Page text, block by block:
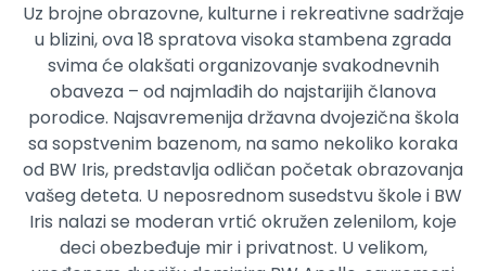
Uz brojne obrazovne, kulturne i rekreativne sadržaje
u blizini, ova 18 spratova visoka stambena zgrada
svima će olakšati organizovanje svakodnevnih
obaveza – od najmlađih do najstarijih članova
porodice. Najsavremenija državna dvojezična škola
sa sopstvenim bazenom, na samo nekoliko koraka
od BW Iris, predstavlja odličan početak obrazovanja
vašeg deteta. U neposrednom susedstvu škole i BW
Iris nalazi se moderan vrtić okružen zelenilom, koje
deci obezbeđuje mir i privatnost. U velikom,